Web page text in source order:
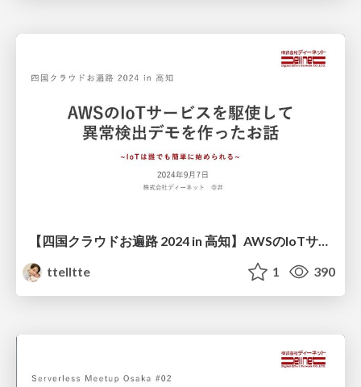
【四国クラウドお遍路 2024 in 高知】AWSのIoTサービスを駆使して異常検出デモを作ったお話_DENET寺井_20240907
ttelltte
1 390